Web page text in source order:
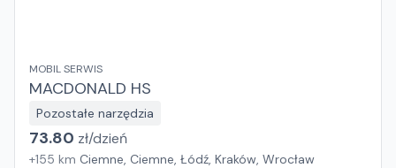
MOBIL SERWIS
MACDONALD HS
Pozostałe narzędzia
73.80 zł/dzień
+155 km Ciemne, Ciemne, Łódź, Kraków, Wrocław